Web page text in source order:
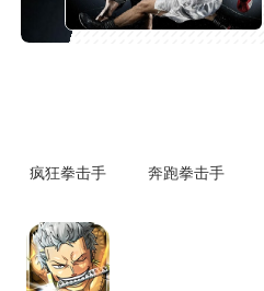
疯狂拳击手 奔跑拳击手